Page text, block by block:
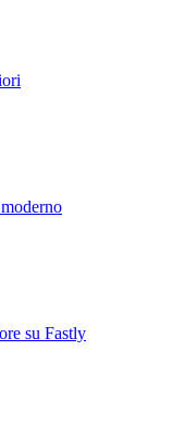
su Fastly